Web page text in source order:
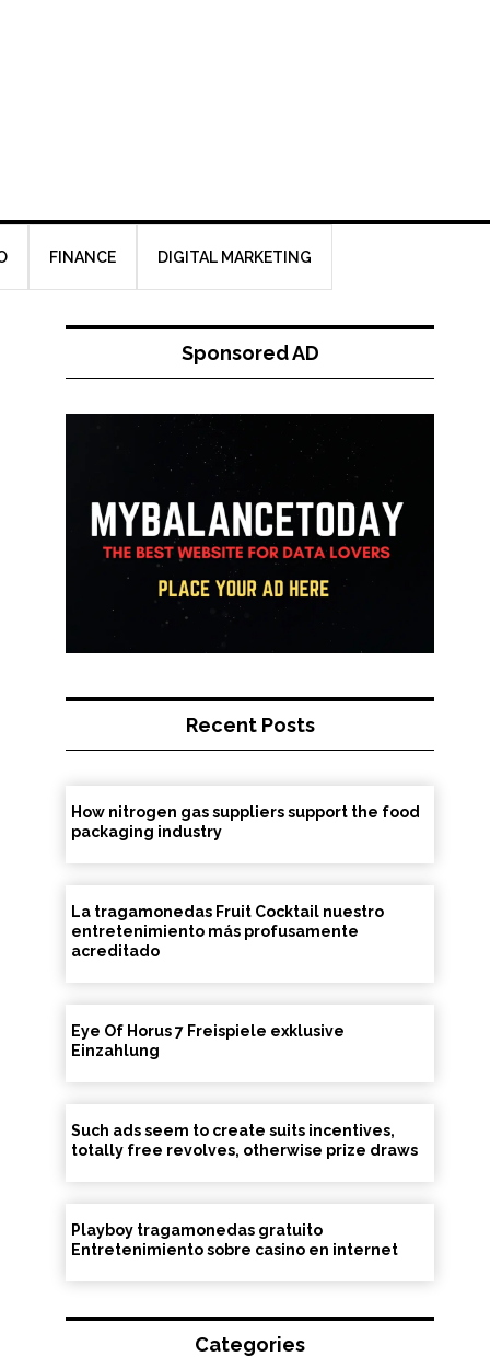
FINANCE DIGITAL MARKETING
Sponsored AD
Recent Posts
How nitrogen gas suppliers support the food
packaging industry
La tragamonedas Fruit Cocktail nuestro
entretenimiento más profusamente
acreditado
Eye Of Horus 7 Freispiele exklusive
Einzahlung
Such ads seem to create suits incentives,
totally free revolves, otherwise prize draws
Playboy tragamonedas gratuito
Entretenimiento sobre casino en internet
Categories